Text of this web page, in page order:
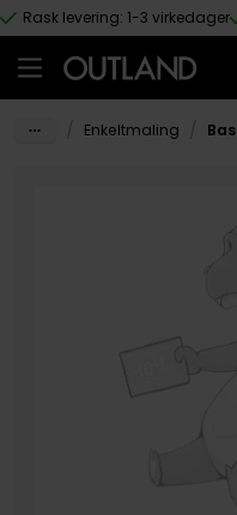
Hopp til hovedinnhold
Rask levering: 1-3 virkedager
Enkeltmaling